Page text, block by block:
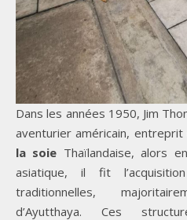
Dans les années 1950, Jim
aventurier américain, entreprit
la soie Thaïlandaise, alors
asiatique, il fit
traditionnelles,
d’Ayutthaya. Ces